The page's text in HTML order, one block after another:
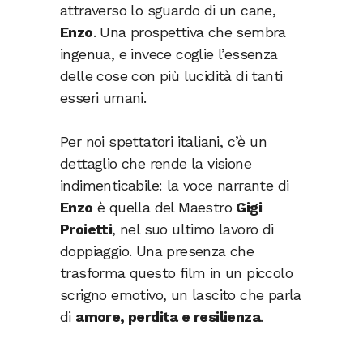
attraverso lo sguardo di un cane,
Enzo. Una prospettiva che sembra
ingenua, e invece coglie l’essenza
delle cose con più lucidità di tanti
esseri umani.
Per noi spettatori italiani, c’è un
dettaglio che rende la visione
indimenticabile: la voce narrante di
Enzo è quella del Maestro Gigi
Proietti, nel suo ultimo lavoro di
doppiaggio. Una presenza che
trasforma questo film in un piccolo
scrigno emotivo, un lascito che parla
di amore, perdita e resilienza.